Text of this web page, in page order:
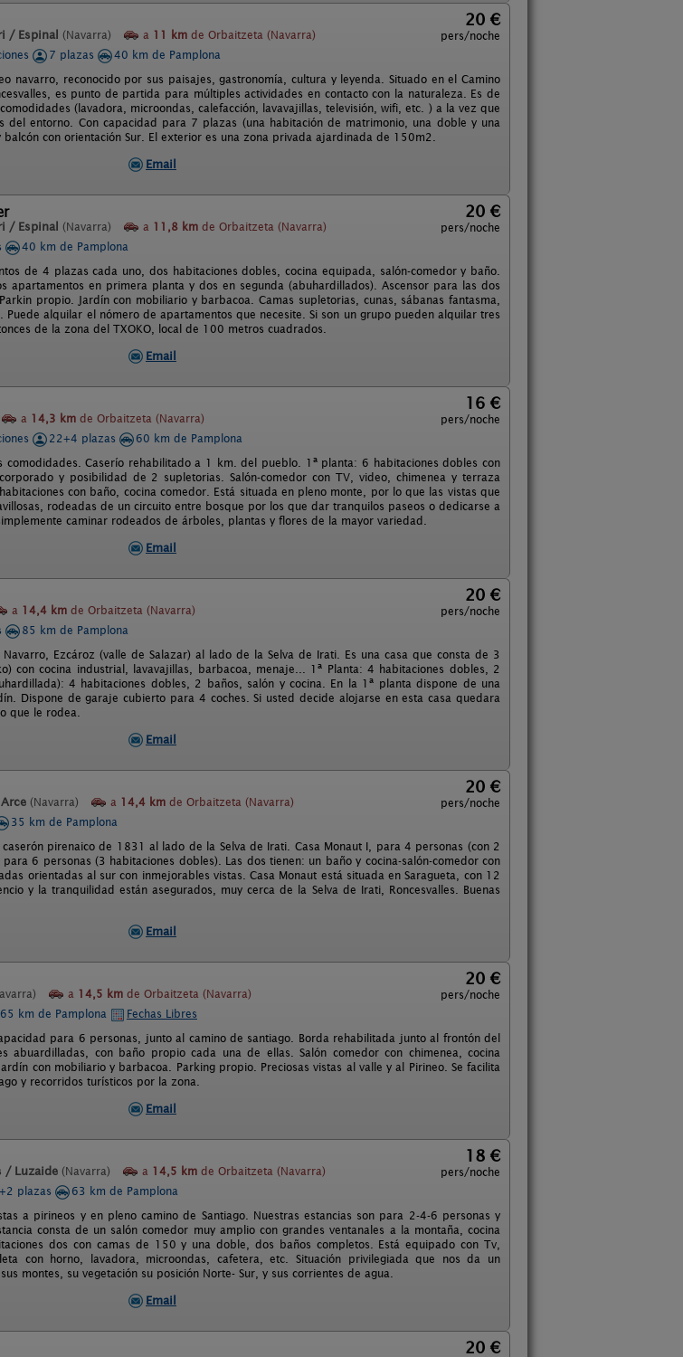
/ Espinal (Navarra) a 11 km de Orbaitzeta (Navarra)
20 €
pers/noche
7 plazas
40 km de Pamplona
navarro, reconocido por sus paisajes, gastronomía, cultura y leyenda. Situado en el Camino
es punto de partida para múltiples actividades en contacto con la naturaleza. Es de
(lavadora, microondas, calefacción, lavavajillas, televisión, wifi, etc. ) a la vez que
del entorno. Con capacidad para 7 plazas (una habitación de matrimonio, una doble y una
con orientación Sur. El exterior es una zona privada ajardinada de 150m2.
Email
/ Espinal (Navarra) a 11,8 km de Orbaitzeta (Navarra)
20 €
pers/noche
40 km de Pamplona
de 4 plazas cada uno, dos habitaciones dobles, cocina equipada, salón-comedor y baño.
apartamentos en primera planta y dos en segunda (abuhardillados). Ascensor para las dos
propio. Jardín con mobiliario y barbacoa. Camas supletorias, cunas, sábanas fantasma,
Puede alquilar el nómero de apartamentos que necesite. Si son un grupo pueden alquilar tres
de la zona del TXOKO, local de 100 metros cuadrados.
Email
a 14,3 km de Orbaitzeta (Navarra)
16 €
pers/noche
22+4 plazas
60 km de Pamplona
comodidades. Caserío rehabilitado a 1 km. del pueblo. 1ª planta: 6 habitaciones dobles con
y posibilidad de 2 supletorias. Salón-comedor con TV, video, chimenea y terraza
con baño, cocina comedor. Está situada en pleno monte, por lo que las vistas que
rodeadas de un circuito entre bosque por los que dar tranquilos paseos o dedicarse a
caminar rodeados de árboles, plantas y flores de la mayor variedad.
Email
a 14,4 km de Orbaitzeta (Navarra)
20 €
pers/noche
85 km de Pamplona
Ezcároz (valle de Salazar) al lado de la Selva de Irati. Es una casa que consta de 3
con cocina industrial, lavavajillas, barbacoa, menaje... 1ª Planta: 4 habitaciones dobles, 2
4 habitaciones dobles, 2 baños, salón y cocina. En la 1ª planta dispone de una
Dispone de garaje cubierto para 4 coches. Si usted decide alojarse en esta casa quedara
que le rodea.
Email
(Navarra) a 14,4 km de Orbaitzeta (Navarra)
20 €
pers/noche
35 km de Pamplona
pirenaico de 1831 al lado de la Selva de Irati. Casa Monaut I, para 4 personas (con 2
6 personas (3 habitaciones dobles). Las dos tienen: un baño y cocina-salón-comedor con
orientadas al sur con inmejorables vistas. Casa Monaut está situada en Saragueta, con 12
y la tranquilidad están asegurados, muy cerca de la Selva de Irati, Roncesvalles. Buenas
Email
a 14,5 km de Orbaitzeta (Navarra)
20 €
pers/noche
65 km de Pamplona
Fechas Libres
para 6 personas, junto al camino de santiago. Borda rehabilitada junto al frontón del
abuardilladas, con baño propio cada una de ellas. Salón comedor con chimenea, cocina
con mobiliario y barbacoa. Parking propio. Preciosas vistas al valle y al Pirineo. Se facilita
y recorridos turísticos por la zona.
Email
/ Luzaide (Navarra) a 14,5 km de Orbaitzeta (Navarra)
18 €
pers/noche
plazas
63 km de Pamplona
a pirineos y en pleno camino de Santiago. Nuestras estancias son para 2-4-6 personas y
consta de un salón comedor muy amplio con grandes ventanales a la montaña, cocina
dos con camas de 150 y una doble, dos baños completos. Está equipado con Tv,
con horno, lavadora, microondas, cafetera, etc. Situación privilegiada que nos da un
montes, su vegetación su posición Norte- Sur, y sus corrientes de agua.
Email
20 €